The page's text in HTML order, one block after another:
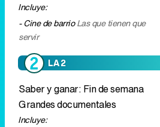
Incluye:
- Cine de barrioLas que tienen que
servir
LA 2
Saber y ganar: Fin de semana
Grandes documentales
Incluye: